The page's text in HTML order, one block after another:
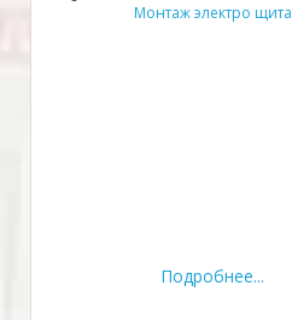
Монтаж электро щита
Подробнее...